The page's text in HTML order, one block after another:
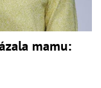
mamu: